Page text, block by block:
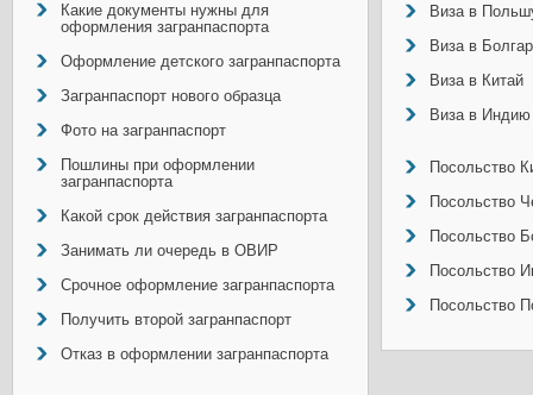
Какие документы нужны для
оформления загранпаспорта
Оформление детского загранпаспорта
Загранпаспорт нового образца
Фото на загранпаспорт
Пошлины при оформлении
загранпаспорта
Какой срок действия загранпаспорта
Занимать ли очередь в ОВИР
Срочное оформление загранпаспорта
Получить второй загранпаспорт
Отказ в оформлении загранпаспорта
Виза в
Виза в
Виза в Китай
Виза в Индию
Посольство
Посольство
Посольство
Посольство
Посольство